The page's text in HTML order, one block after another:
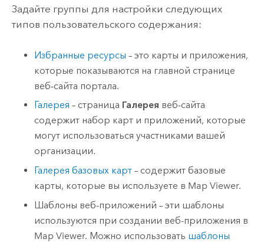
Задайте группы для настройки следующих
типов пользовательского содержания:
Избранные ресурсы – это карты и приложения,
которые показываются на главной странице
веб-сайта портала.
Галерея – страница Галерея веб-сайта
содержит набор карт и приложений, которые
могут использоваться участниками вашей
организации.
Галерея базовых карт – содержит базовые
карты, которые вы используете в Map Viewer.
Шаблоны веб-приложений – эти шаблоны
используются при создании веб-приложения в
Map Viewer. Можно использовать шаблоны